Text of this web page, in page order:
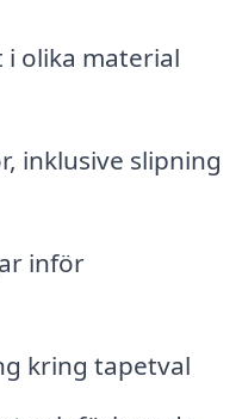
olika material
inklusive slipning
inför
kring tapetval